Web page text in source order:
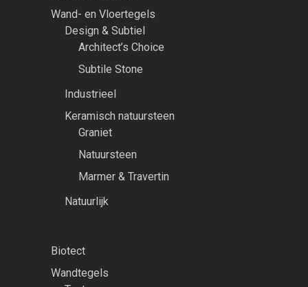
Wand- en Vloertegels
Design & Subtiel
Architect’s Choice
Subtile Stone
Industrieel
Keramisch natuursteen
Graniet
Natuursteen
Marmer & Travertin
Natuurlijk
Biotect
Wandtegels